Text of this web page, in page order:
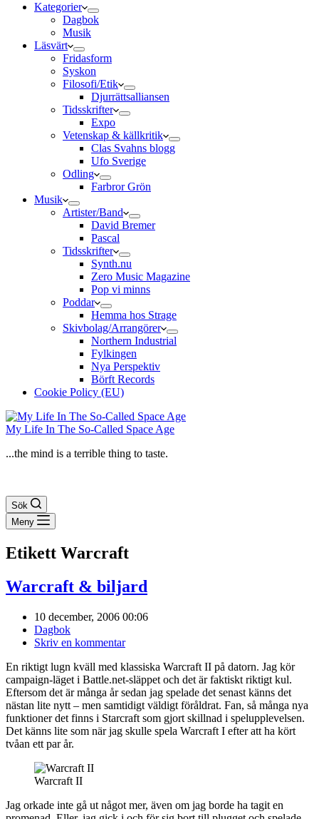
Kategorier
Dagbok
Musik
Läsvärt
Fridasform
Syskon
Filosofi/Etik
Djurrättsalliansen
Tidsskrifter
Expo
Vetenskap & källkritik
Clas Svahns blogg
Ufo Sverige
Odling
Farbror Grön
Musik
Artister/Band
David Bremer
Pascal
Tidsskrifter
Synth.nu
Zero Music Magazine
Pop vi minns
Poddar
Hemma hos Strage
Skivbolag/Arrangörer
Northern Industrial
Fylkingen
Nya Perspektiv
Börft Records
Cookie Policy (EU)
My Life In The So-Called Space Age
...the mind is a terrible thing to taste.
Sök
Meny
Etikett Warcraft
Warcraft & biljard
10 december, 2006 00:06
Dagbok
Skriv en kommentar
En riktigt lugn kväll med klassiska Warcraft II på datorn. Jag kör
campaign-läget i Battle.net-släppet och det är faktiskt riktigt kul.
Eftersom det är många år sedan jag spelade det senast känns det
nästan lite nytt – men samtidigt väldigt föråldrat. Fan, så många nya
funktioner det finns i Starcraft som gjort skillnad i spelupplevelsen.
Det känns lite som när jag skulle spela Warcraft I efter att ha kört
tvåan ett par år.
Warcraft II
Jag orkade inte gå ut något mer, även om jag borde ha tagit en